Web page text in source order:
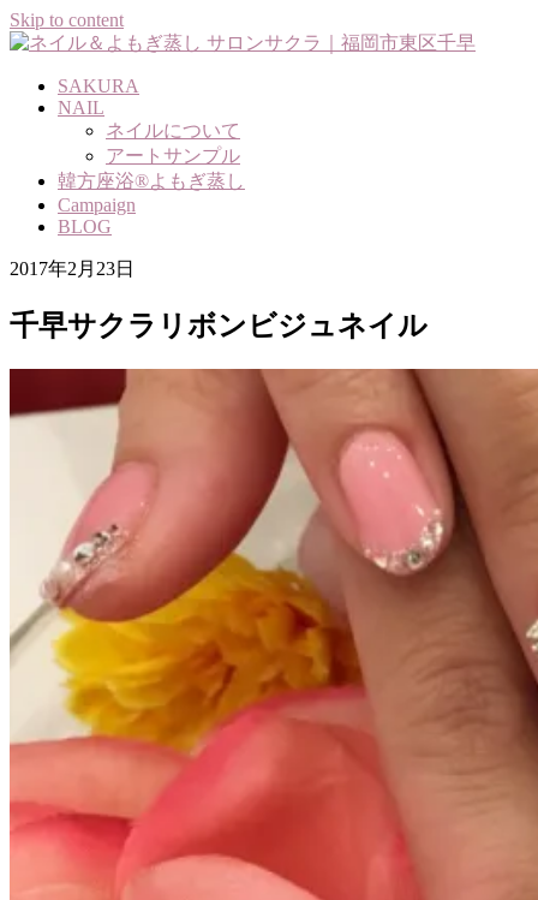
Skip to content
SAKURA
NAIL
ネイルについて
アートサンプル
韓方座浴®よもぎ蒸し
Campaign
BLOG
2017年2月23日
千早サクラリボンビジュネイル